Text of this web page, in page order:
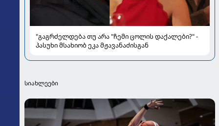
"გაგრძელდება თუ არა "ჩემი ცოლის დაქალები?" -
პასუხი მსახიობ ეკა მჟავანაძისგან
სიახლეები